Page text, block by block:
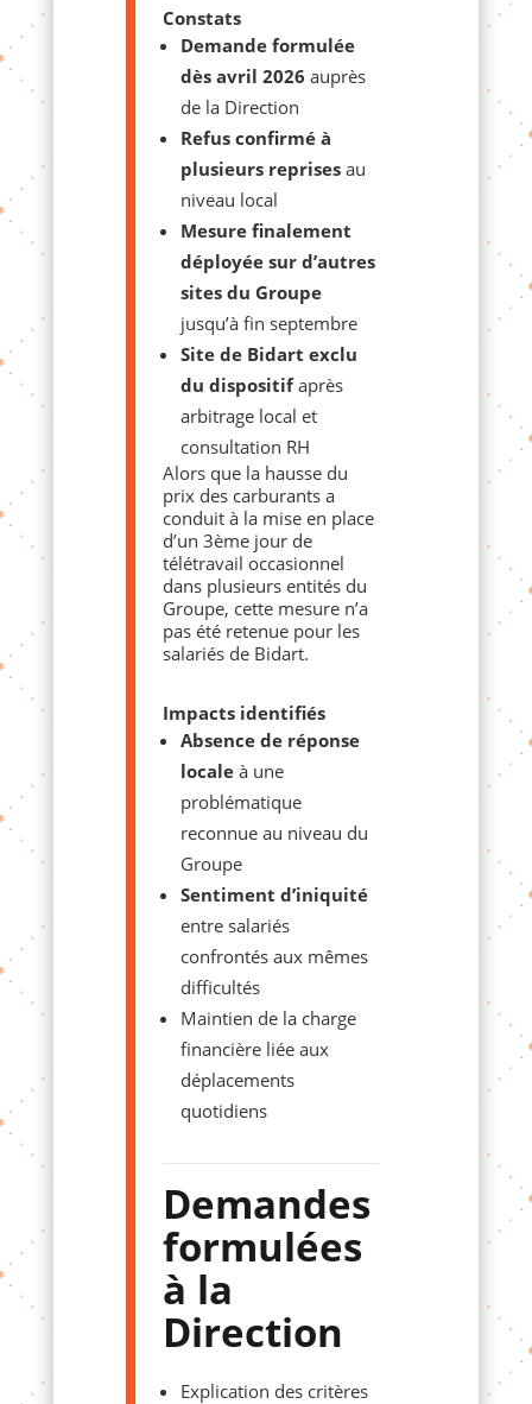
Constats
Demande formulée
dès avril 2026 auprès
de la Direction
Refus confirmé à
plusieurs reprisesau
niveau local
Mesure finalement
déployée sur d’autres
sites du Groupe
jusqu’à fin septembre
Site de Bidart exclu
du dispositifaprès
arbitrage local et
consultation RH
Alors que la hausse du
prix des carburants a
conduit à la mise en place
d’un 3ème jour de
télétravail occasionnel
dans plusieurs entités du
Groupe, cette mesure n’a
pas été retenue pour les
salariés de Bidart.
Impacts identifiés
Absence de réponse
localeà une
problématique
reconnue au niveau du
Groupe
Sentiment d’iniquité
entre salariés
confrontés aux mêmes
difficultés
Maintien de la charge
financière liée aux
déplacements
quotidiens
Demandes
formulées
à la
Direction
Explication des critères